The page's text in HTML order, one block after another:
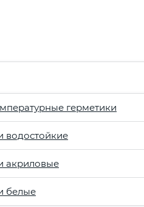
герметики
водостойкие
акриловые
белые